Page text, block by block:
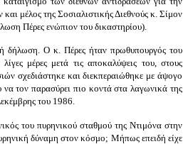
μέλος της Σοσιαλιστικής Διεθνούς κ. Σίμον
Πέρες ενώπιον του δικαστηρίου).
δήλωση. Ο κ. Πέρες ήταν πρωθυπουργός του
μέρες μετά τις αποκαλύψεις του, στους
σχεδιάστηκε και διεκπεραιώθηκε με άψογο
τον παρασύρει πιο κοντά στα λαγωνικά της
του 1986.
του πυρηνικού σταθμού της Ντιμόνα στην
δύναμη στον κόσμο; Μήπως επειδή είχε